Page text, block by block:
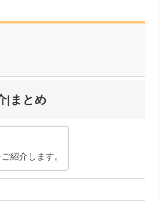
|まとめ
紹介します。